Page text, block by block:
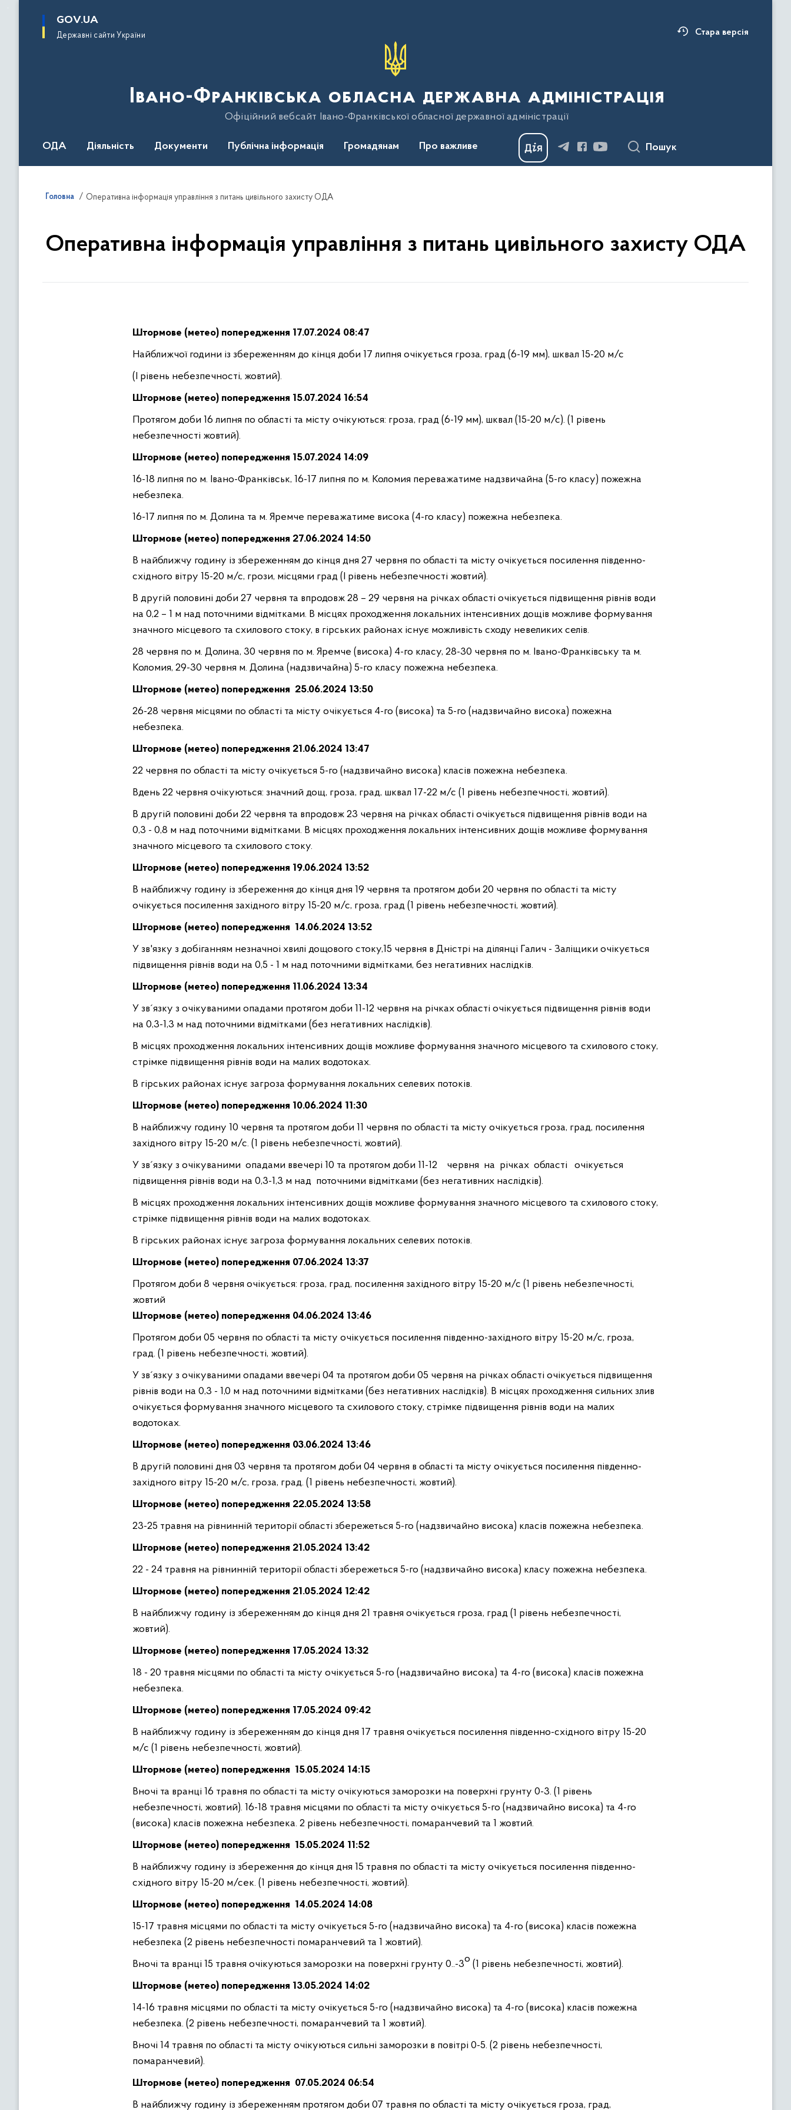
основного
GOV.UA
Державні сайти України Стара версія
Івано-Франківська обласна державна адміністрація
Офіційний вебсайт Івано-Франківської обласної державної адміністрації
ОДА Діяльність Документи Публічна інформація Громадянам Про важливе Пошук
Головна Оперативна інформація управління з питань цивільного захисту ОДА
Оперативна інформація управління з питань цивільного захисту ОДА
Штормове (метео) попередження 17.07.2024 08:47
Найближчої години із збереженням до кінця доби 17 липня очікується гроза, град (6-19 мм), шквал 15-20 м/с
(I рівень небезпечності, жовтий).
Штормове (метео) попередження 15.07.2024 16:54
Протягом доби 16 липня по області та місту очікуються: гроза, град (6-19 мм), шквал (15-20 м/с). (1 рівень
небезпечності жовтий).
Штормове (метео) попередження 15.07.2024 14:09
16-18 липня по м. Івано-Франківськ, 16-17 липня по м. Коломия переважатиме надзвичайна (5-го класу) пожежна
небезпека.
16-17 липня по м. Долина та м. Яремче переважатиме висока (4-го класу) пожежна небезпека.
Штормове (метео) попередження 27.06.2024 14:50
В найближчу годину із збереженням до кінця дня 27 червня по області та місту очікується посилення південно-
східного вітру 15-20 м/с, грози, місцями град (І рівень небезпечності жовтий).
В другій половині доби 27 червня та впродовж 28 – 29 червня на річках області очікується підвищення рівнів води
на 0,2 – 1 м над поточними відмітками. В місцях проходження локальних інтенсивних дощів можливе формування
значного місцевого та схилового стоку, в гірських районах існує можливість сходу невеликих селів.
28 червня по м. Долина, 30 червня по м. Яремче (висока) 4-го класу, 28-30 червня по м. Івано-Франківську та м.
Коломия, 29-30 червня м. Долина (надзвичайна) 5-го класу пожежна небезпека.
Штормове (метео) попередження 25.06.2024 13:50
26-28 червня місцями по області та місту очікується 4-го (висока) та 5-го (надзвичайно висока) пожежна
небезпека.
Штормове (метео) попередження 21.06.2024 13:47
22 червня по області та місту очікується 5-го (надзвичайно висока) класів пожежна небезпека.
Вдень 22 червня очікуються: значний дощ, гроза, град, шквал 17-22 м/с (1 рівень небезпечності, жовтий).
В другiй половинi доби 22 червня та впродовж 23 червня на рiчках області очiкується пiдвищення рiвнiв води на
0,3 - 0,8 м над поточними вiдмiтками. В мiсцях проходження локальних iнтенсивних дощiв можливе формування
значного мiсцевого та схилового стоку.
Штормове (метео) попередження 19.06.2024 13:52
В найближчу годину із збереження до кінця дня 19 червня та протягом доби 20 червня по області та місту
очікується посилення західного вітру 15-20 м/с, гроза, град (1 рівень небезпечності, жовтий).
Штормове (метео) попередження 14.06.2024 13:52
У зв'язку з добiганням незначноi хвилi дощового стоку,15 червня в Днiстрi на дiлянцi Галич - Залiщики очiкується
пiдвищення рiвнiв води на 0,5 - 1 м над поточними вiдмiтками, без негативних наслiдкiв.
Штормове (метео) попередження 11.06.2024 13:34
У зв´язку з очiкуваними опадами протягом доби 11-12 червня на рiчках області очiкується підвищення рiвнiв води
на 0,3-1,3 м над поточними відмітками (без негативних наслiдкiв).
В мiсцях проходження локальних iнтенсивних дощiв можливе формування значного мiсцевого та схилового стоку,
стрiмке пiдвищення рiвнiв води на малих водотоках.
В гiрських районах iснує загроза формування локальних селевих потокiв.
Штормове (метео) попередження 10.06.2024 11:30
В найближчу годину 10 червня та протягом доби 11 червня по області та місту очікується гроза, град, посилення
західного вітру 15-20 м/с. (1 рівень небезпечності, жовтий).
У зв´язку з очiкуваними опадами ввечерi 10 та протягом доби 11-12 червня на рiчках області очiкується
підвищення рiвнiв води на 0,3-1,3 м над поточними відмітками (без негативних наслiдкiв).
В мiсцях проходження локальних iнтенсивних дощiв можливе формування значного мiсцевого та схилового стоку,
стрiмке пiдвищення рiвнiв води на малих водотоках.
В гiрських районах iснує загроза формування локальних селевих потокiв.
Штормове (метео) попередження 07.06.2024 13:37
Протягом доби 8 червня очікується: гроза, град, посилення західного вітру 15-20 м/с (1 рівень небезпечності,
жовтий
Штормове (метео) попередження 04.06.2024 13:46
Протягом доби 05 червня по області та місту очікується посилення південно-західного вітру 15-20 м/с, гроза,
град. (1 рівень небезпечності, жовтий).
У зв´язку з очікуваними опадами ввечері 04 та протягом доби 05 червня на річках області очікується підвищення
рівнів води на 0,3 - 1,0 м над поточними відмітками (без негативних наслідків). В місцях проходження сильних злив
очікується формування значного місцевого та схилового стоку, стрімке підвищення рівнів води на малих
водотоках.
Штормове (метео) попередження 03.06.2024 13:46
В другій половині дня 03 червня та протягом доби 04 червня в області та місту очікується посилення південно-
західного вітру 15-20 м/с, гроза, град. (1 рівень небезпечності, жовтий).
Штормове (метео) попередження 22.05.2024 13:58
23-25 травня на рівнинній території області збережеться 5-го (надзвичайно висока) класів пожежна небезпека.
Штормове (метео) попередження 21.05.2024 13:42
22 - 24 травня на рівнинній території області збережеться 5-го (надзвичайно висока) класу пожежна небезпека.
Штормове (метео) попередження 21.05.2024 12:42
В найближчу годину із збереженням до кінця дня 21 травня очікується гроза, град (1 рівень небезпечності,
жовтий).
Штормове (метео) попередження 17.05.2024 13:32
18 - 20 травня місцями по області та місту очікується 5-го (надзвичайно висока) та 4-го (висока) класів пожежна
небезпека.
Штормове (метео) попередження 17.05.2024 09:42
В найближчу годину із збереженням до кінця дня 17 травня очікується посилення південно-східного вітру 15-20
м/с (1 рівень небезпечності, жовтий).
Штормове (метео) попередження 15.05.2024 14:15
Вночі та вранці 16 травня по області та місту очікуються заморозки на поверхні грунту 0-3. (1 рівень
небезпечності, жовтий). 16-18 травня місцями по області та місту очікується 5-го (надзвичайно висока) та 4-го
(висока) класів пожежна небезпека. 2 рівень небезпечності, помаранчевий та 1 жовтий.
Штормове (метео) попередження 15.05.2024 11:52
В найближчу годину із збереження до кінця дня 15 травня по області та місту очікується посилення південно-
східного вітру 15-20 м/сек. (1 рівень небезпечності, жовтий).
Штормове (метео) попередження 14.05.2024 14:08
15-17 травня місцями по області та місту очікується 5-го (надзвичайно висока) та 4-го (висока) класів пожежна
небезпека (2 рівень небезпечності помаранчевий та 1 жовтий).
Вночі та вранці 15 травня очікуються заморозки на поверхні грунту 0..-3о (1 рівень небезпечності, жовтий).
Штормове (метео) попередження 13.05.2024 14:02
14-16 травня місцями по області та місту очікується 5-го (надзвичайно висока) та 4-го (висока) класів пожежна
небезпека. (2 рівень небезпечності, помаранчевий та 1 жовтий).
Вночі 14 травня по області та місту очікуються сильні заморозки в повітрі 0-5. (2 рівень небезпечності,
помаранчевий).
Штормове (метео) попередження 07.05.2024 06:54
В найближчу годину із збереженням протягом доби 07 травня по області та місту очікується гроза, град,